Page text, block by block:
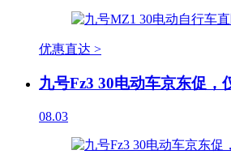
优惠直达 >
九号Fz3 30电动车京东促，
08.03